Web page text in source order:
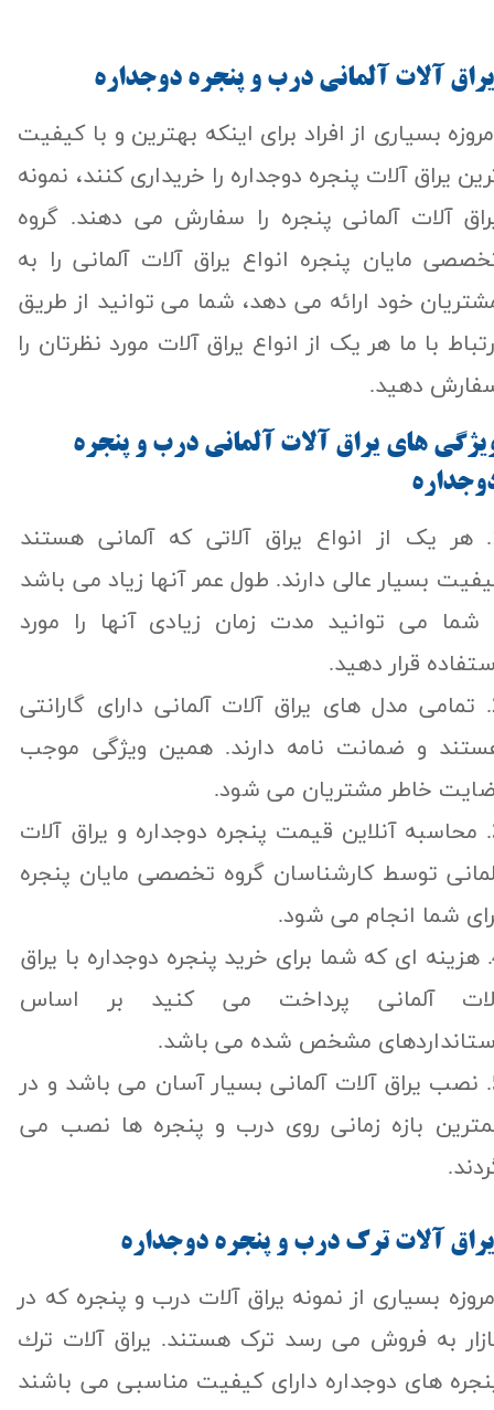
بسیاری از افراد برای اینکه بهترین و با کیفیت
یراق آلات پنجره دوجداره را خریداری کنند، نمونه
آلات آلمانی پنجره را سفارش می دهند. گروه
مایان پنجره انواع یراق آلات آلمانی را به
خود ارائه می دهد، شما می توانید از طریق
با ما هر یک از انواع یراق آلات مورد نظرتان را
دهید.
آلات آلماني درب و پنجره دوجداره
هاي يراق آلات آلماني درب و پنجره
1. هر یک از انواع یراق آلاتی که آلمانی هستند
بسیار عالی دارند. طول عمر آنها زیاد می باشد
شما می توانید مدت زمان زیادی آنها را مورد
قرار دهید.
2. تمامی مدل های یراق آلات آلمانی دارای گارانتی
و ضمانت نامه دارند. همین ویژگی موجب
خاطر مشتریان می شود.
3. محاسبه آنلاین قیمت پنجره دوجداره و یراق آلات
توسط کارشناسان گروه تخصصی مایان پنجره
شما انجام می شود.
4. هزینه ای که شما برای خرید پنجره دوجداره با یراق
آلمانی پرداخت می کنید بر اساس
مشخص شده می باشد.
5. نصب یراق آلات آلمانی بسیار آسان می باشد و در
بازه زمانی روی درب و پنجره ها نصب می
بسیاری از نمونه یراق آلات درب و پنجره که در
به فروش می رسد ترک هستند. يراق آلات ترك
های دوجداره دارای کیفیت مناسبی می باشند
آلات ترك درب و پنجره دوجداره